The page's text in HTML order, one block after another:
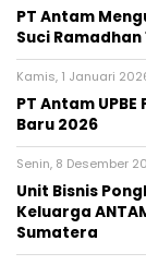
PT Antam
Suci Ramadhan
Kamis, 1 Januari
PT Antam
Baru 2026
Senin, 8 Desember
Unit Bisnis
Keluarga
Sumatera